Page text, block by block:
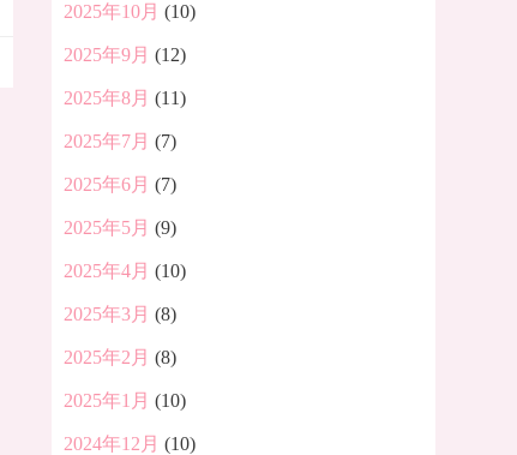
2025年10月 (10)
2025年9月 (12)
2025年8月 (11)
2025年7月 (7)
2025年6月 (7)
2025年5月 (9)
2025年4月 (10)
2025年3月 (8)
2025年2月 (8)
2025年1月 (10)
2024年12月 (10)